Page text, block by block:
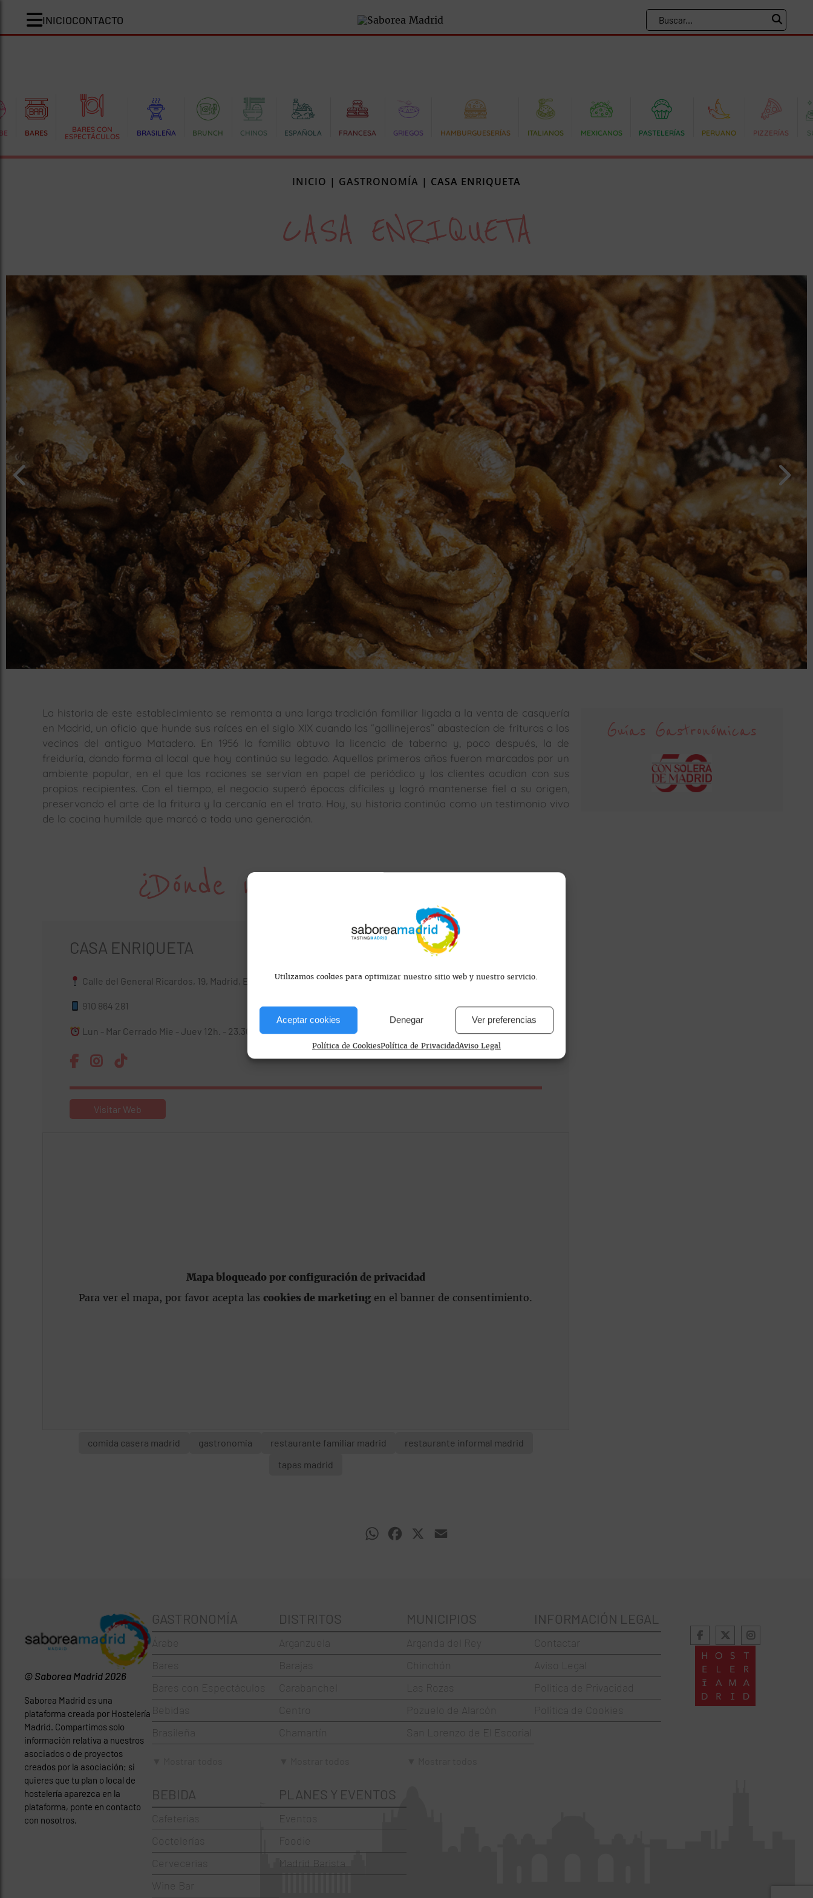
Utilizamos cookies para optimizar nuestro sitio web y nuestro servicio.
Aceptar cookies Denegar Ver preferencias
Política de CookiesPolítica de PrivacidadAviso Legal
INICIOCONTACTO
BARES
BARES CON
ESPECTÁCULOS
BRASILEÑA BRUNCH CHINOS ESPAÑOLA FRANCESA GRIEGOS HAMBURGUESERÍAS ITALIANOS MEXICANOS PASTELERÍAS PERUANO PIZZERÍAS
INICIO | GASTRONOMÍA | CASA ENRIQUETA
CASA ENRIQUETA
La historia de este establecimiento se remonta a una larga tradición familiar ligada a la venta de casquería
en Madrid, un oficio que hunde sus raíces en el siglo XIX cuando las “gallinejeras” abastecían de frituras a los
vecinos del antiguo Matadero. En 1956 la familia obtuvo la licencia de taberna y, poco después, la de
freiduría, dando forma al local que hoy continúa su legado. Aquellos primeros años fueron marcados por un
ambiente popular, en el que las raciones se servían en papel de periódico y los clientes acudían con sus
propios recipientes. Con el tiempo, el negocio superó épocas difíciles y logró mantenerse fiel a su origen,
preservando el arte de la fritura y la cercanía en el trato. Hoy, su historia continúa como un testimonio vivo
de la cocina humilde que marcó a toda una generación.
¿Dónde nos encontramos?
CASA ENRIQUETA
Calle del General Ricardos, 19, Madrid, España
910 864 281
Lun - Mar Cerrado Mie - Juev 12h. - 23.30h. Vie - Sab 12h. - 0h. Dom 12h.- 23.30h.
Visitar Web
Mapa bloqueado por configuración de privacidad
Para ver el mapa, por favor acepta lascookies de marketing en el banner de consentimiento.
comida casera madrid gastronomía restaurante familiar madrid
restaurante informal madrid
tapas madrid
Guías Gastronómicas
WhatsAppFacebook
© Saborea Madrid 2026
Saborea Madrid es una
plataforma creada por Hostelería
Madrid. Compartimos solo
información relativa a nuestros
asociados o de proyectos
creados por la asociación; si
quieres que tu plan o local de
hostelería aparezca en la
plataforma, ponte en contacto
con nosotros.
GASTRONOMÍA
Árabe
Bares
Bares con Espectáculos
Bebidas
Brasileña
Cervecerías
Chinos
Coctelerías
Española
Francesa
BEBIDA
Cafeterias
Coctelerías
Cervecerias
Wine Bar
DISTRITOS
Arganzuela
Barajas
Carabanchel
Centro
Chamartín
Fuencarral-El Pardo
Hortaleza
La Latina
Moncloa-Aravaca
PLANES Y EVENTOS
Eventos
Foodie
Madrid Barista
MUNICIPIOS
Arganda del Rey
Chinchón
Las Rozas
Pozuelo de Alarcón
San Lorenzo de El Escorial
INFORMACIÓN LEGAL
Contactar
Aviso Legal
Política de Privacidad
Política de Cookies